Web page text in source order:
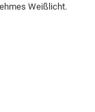
Weißlicht.